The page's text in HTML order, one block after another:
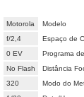
Motorola
Modelo
f/2,4
Espaço de
0 EV
Programa
No Flash
Distância
320
Modo do